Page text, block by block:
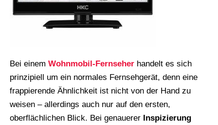
Bei einem Wohnmobil-Fernseher handelt es sich
prinzipiell um ein normales Fernsehgerät, denn eine
frappierende Ähnlichkeit ist nicht von der Hand zu
weisen – allerdings auch nur auf den ersten,
oberflächlichen Blick. Bei genauerer Inspizierung